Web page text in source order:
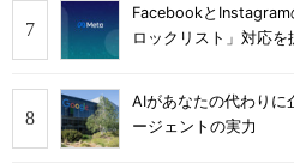
Facebookと
ロックリスト」対応を
AIがあなたの代わり
ージェントの実力